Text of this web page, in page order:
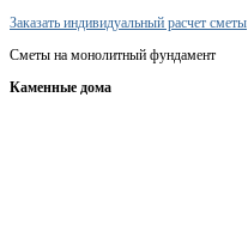
Заказать индивидуальный расчет сметы
Сметы на монолитный фундамент
Каменные дома